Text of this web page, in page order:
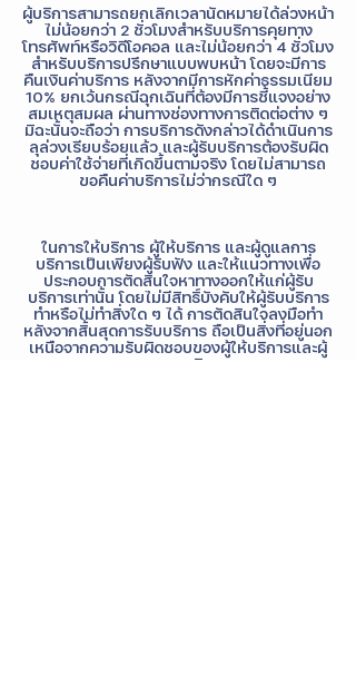
ผู้บริการสามารถยกเลิกเวลานัดหมายได้ล่วงหน้า
ไม่น้อยกว่า 2 ชั่วโมงสำหรับบริการคุยทาง
โทรศัพท์หรือวิดีโอคอล และไม่น้อยกว่า 4 ชั่วโมง
สำหรับบริการปรึกษาแบบพบหน้า โดยจะมีการ
คืนเงินค่าบริการ หลังจากมีการหักค่าธรรมเนียม
10% ยกเว้นกรณีฉุกเฉินที่ต้องมีการชี้แจงอย่าง
สมเหตุสมผล ผ่านทางช่องทางการติดต่อต่าง ๆ
มิฉะนั้นจะถือว่า การบริการดังกล่าวได้ดำเนินการ
ลุล่วงเรียบร้อยแล้ว และผู้รับบริการต้องรับผิด
ชอบค่าใช้จ่ายที่เกิดขึ้นตามจริง โดยไม่สามารถ
ขอคืนค่าบริการไม่ว่ากรณีใด ๆ
ในการให้บริการ ผู้ให้บริการ และผู้ดูแลการ
บริการเป็นเพียงผู้รับฟัง และให้แนวทางเพื่อ
ประกอบการตัดสินใจหาทางออกให้แก่ผู้รับ
บริการเท่านั้น โดยไม่มีสิทธิ์บังคับให้ผู้รับบริการ
ทำหรือไม่ทำสิ่งใด ๆ ได้ การตัดสินใจลงมือทำ
หลังจากสิ้นสุดการรับบริการ ถือเป็นสิ่งที่อยู่นอก
เหนือจากความรับผิดชอบของผู้ให้บริการและผู้
ดูแลการบริการ